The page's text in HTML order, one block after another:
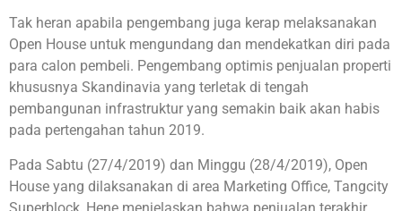
Tak heran apabila pengembang juga kerap melaksanakan
Open House untuk mengundang dan mendekatkan diri pada
para calon pembeli. Pengembang optimis penjualan properti
khususnya Skandinavia yang terletak di tengah
pembangunan infrastruktur yang semakin baik akan habis
pada pertengahan tahun 2019.
Pada Sabtu (27/4/2019) dan Minggu (28/4/2019), Open
House yang dilaksanakan di area Marketing Office, Tangcity